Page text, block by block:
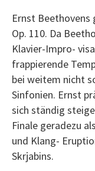
Ernst
Op. 110. Da
Klavier-Impro-
frappierende
bei weitem nicht
Sinfonien. Ernst
sich ständig
Finale geradezu
und Klang-
Skrjabins.